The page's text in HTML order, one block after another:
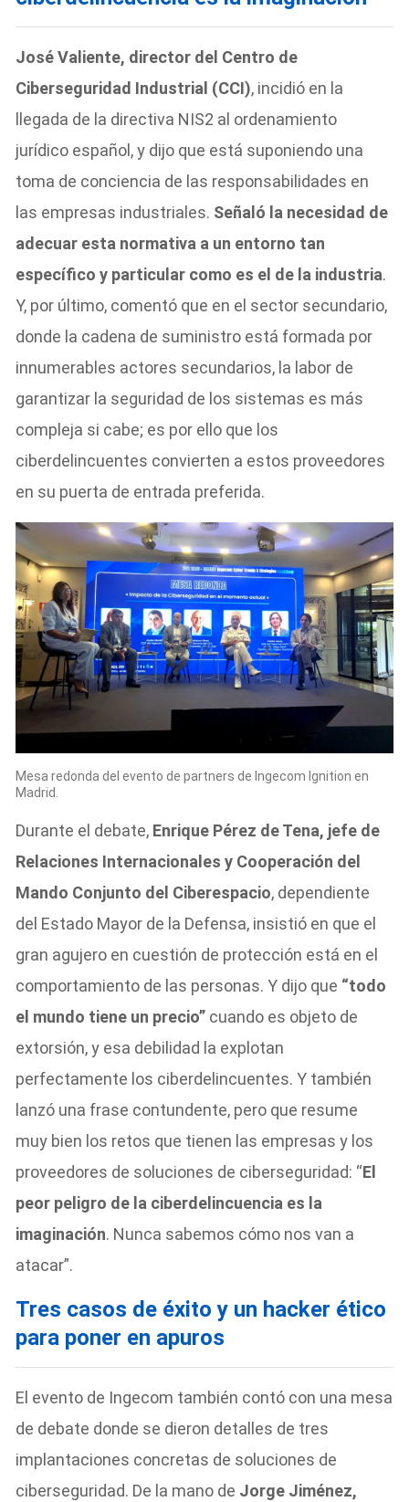
José Valiente, director del Centro de
Ciberseguridad Industrial (CCI), incidió en la
llegada de la directiva NIS2 al ordenamiento
jurídico español, y dijo que está suponiendo una
toma de conciencia de las responsabilidades en
las empresas industriales. Señaló la necesidad de
adecuar esta normativa a un entorno tan
específico y particular como es el de la industria.
Y, por último, comentó que en el sector secundario,
donde la cadena de suministro está formada por
innumerables actores secundarios, la labor de
garantizar la seguridad de los sistemas es más
compleja si cabe; es por ello que los
ciberdelincuentes convierten a estos proveedores
en su puerta de entrada preferida.
Mesa redonda del evento de partners de Ingecom Ignition en
Madrid.
Durante el debate, Enrique Pérez de Tena, jefe de
Relaciones Internacionales y Cooperación del
Mando Conjunto del Ciberespacio, dependiente
del Estado Mayor de la Defensa, insistió en que el
gran agujero en cuestión de protección está en el
comportamiento de las personas. Y dijo que “todo
el mundo tiene un precio” cuando es objeto de
extorsión, y esa debilidad la explotan
perfectamente los ciberdelincuentes. Y también
lanzó una frase contundente, pero que resume
muy bien los retos que tienen las empresas y los
proveedores de soluciones de ciberseguridad: “El
peor peligro de la ciberdelincuencia es la
imaginación. Nunca sabemos cómo nos van a
atacar”.
Tres casos de éxito y un hacker ético
para poner en apuros
El evento de Ingecom también contó con una mesa
de debate donde se dieron detalles de tres
implantaciones concretas de soluciones de
ciberseguridad. De la mano de Jorge Jiménez,